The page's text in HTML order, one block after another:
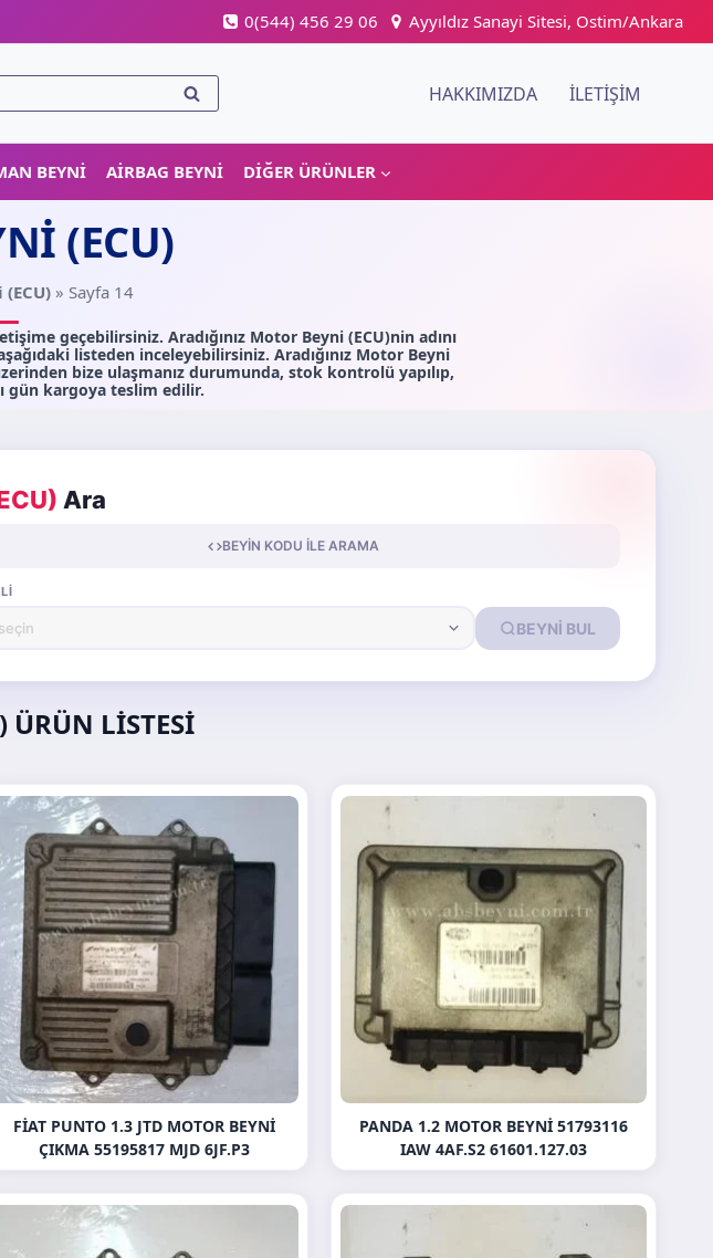
0(544) 456 29 06 Ayyıldız Sanayi Sitesi, Ostim/Ankara
ARA HAKKIMIZDA İLETIŞIM
BEYNI AIRBAG BEYNI DIĞER ÜRÜNLER
(ECU)
» Sayfa 14
geçebilirsiniz. Aradığınız Motor Beyni (ECU)nin adını
listeden inceleyebilirsiniz. Aradığınız Motor Beyni
bize ulaşmanız durumunda, stok kontrolü yapılıp,
gün kargoya teslim edilir.
Ara
BEYIN KODU ILE ARAMA
BEYNI BUL
ÜRÜN LISTESI
FIAT PUNTO 1.3 JTD MOTOR BEYNI
ÇIKMA 55195817 MJD 6JF.P3
PANDA 1.2 MOTOR BEYNI 51793116
IAW 4AF.S2 61601.127.03